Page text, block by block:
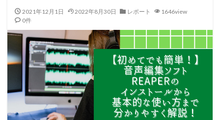
2021年12月1日 2022年8月30日 レポート
1646view
0件